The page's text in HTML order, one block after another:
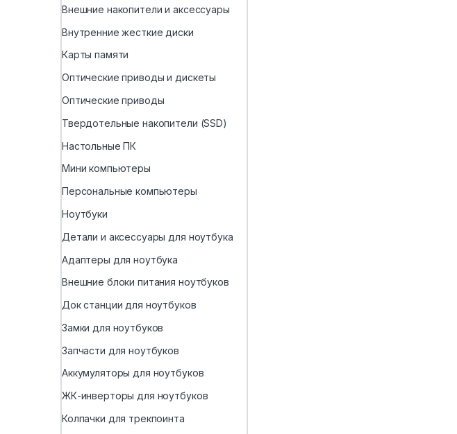
Внешние накопители и аксессуары
Внутренние жесткие диски
Карты памяти
Оптические приводы и дискеты
Оптические приводы
Твердотельные накопители (SSD)
Настольные ПК
Мини компьютеры
Персональные компьютеры
Ноутбуки
Детали и аксессуары для ноутбука
Адаптеры для ноутбука
Внешние блоки питания ноутбуков
Док станции для ноутбуков
Замки для ноутбуков
Запчасти для ноутбуков
Аккумуляторы для ноутбуков
ЖК-инверторы для ноутбуков
Колпачки для трекпоинта